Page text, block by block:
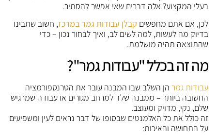
בעלי המקצוע? אלה דברים שאי אפשר להסתיר.
לכן, אם אתם מחפשים קבלן עבודות גמר במרכז, חשוב שתבינו
בדיוק מה לעשות, למה לשים לב, ואיך לבחור נכון – כדי
שהתוצאה תהיה מושלמת.
מה זה בכלל "עבודות גמר"?
עבודות גמרהן השלב שבו המבנה עובר את הטרנספורמציה
החשובה ביותר – ממבנה שלד למרחב מגורים או עבודה שמרגיש
שלם, נקי, מדויק ומעוצב.
זה כולל את כל האלמנטים שבסופו של דבר נראים לעין ומשפיעים
על התחושה והאיכות: